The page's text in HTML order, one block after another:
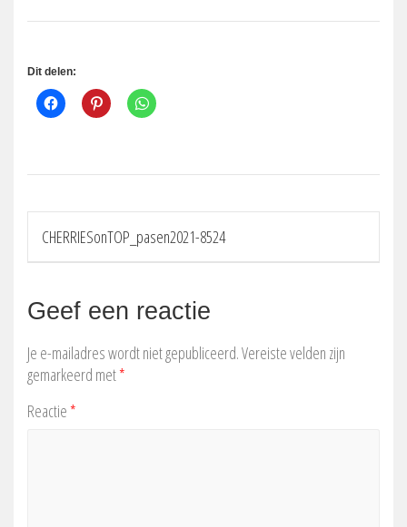
Dit delen:
Bericht
navigatie
CHERRIESonTOP_pasen2021-8524
Geef een reactie
Je e-mailadres wordt niet gepubliceerd.Vereiste velden zijn
gemarkeerd met*
Reactie*